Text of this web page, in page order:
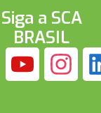
Siga a SCA
BRASIL